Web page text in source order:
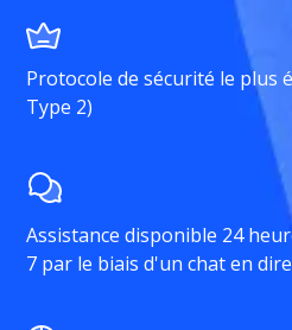
Protocole de sécurité le plus
Type 2)
Assistance disponible 24
7 par le biais d'un chat en